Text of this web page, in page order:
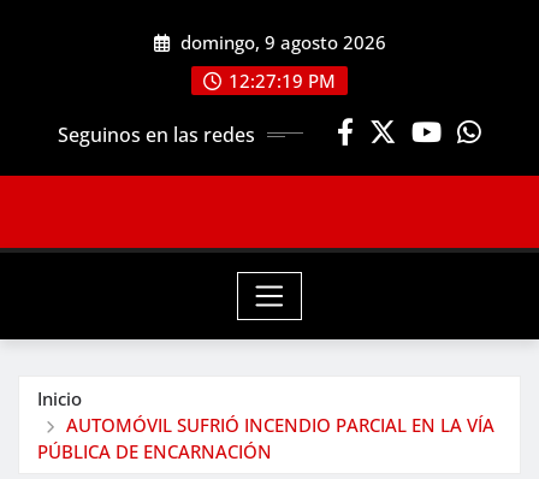
domingo, 9 agosto 2026
12:27:20 PM
Seguinos en las redes
Inicio
AUTOMÓVIL SUFRIÓ INCENDIO PARCIAL EN LA VÍA
PÚBLICA DE ENCARNACIÓN